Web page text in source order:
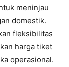
meninjau
domestik.
fleksibilitas
harga tiket
operasional.